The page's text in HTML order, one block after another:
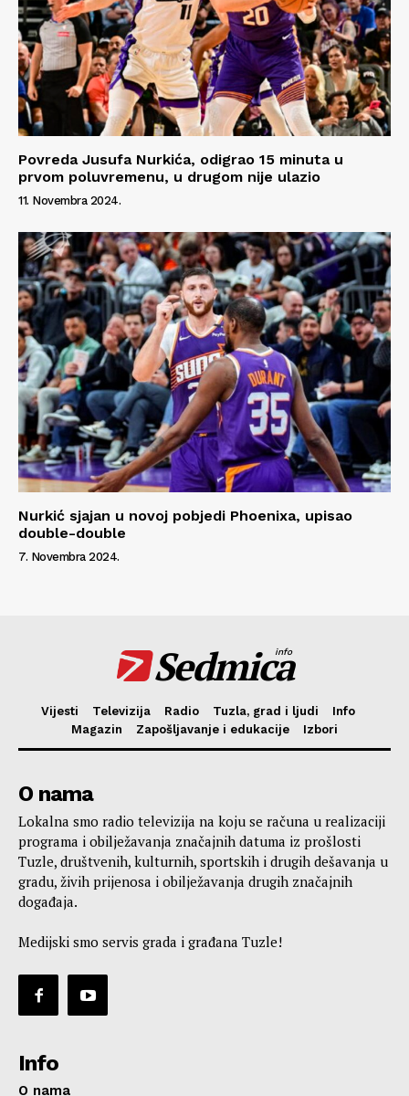
Povreda Jusufa Nurkića, odigrao 15 minuta u
prvom poluvremenu, u drugom nije ulazio
11. Novembra 2024.
Nurkić sjajan u novoj pobjedi Phoenixa, upisao
double-double
7. Novembra 2024.
Sedmica
info
Vijesti Televizija Radio Tuzla, grad i ljudi
Info
Magazin
Zapošljavanje i edukacije Izbori
O nama
Lokalna smo radio televizija na koju se računa u realizaciji
programa i obilježavanja značajnih datuma iz prošlosti
Tuzle, društvenih, kulturnih, sportskih i drugih dešavanja u
gradu, živih prijenosa i obilježavanja drugih značajnih
događaja.
Medijski smo servis grada i građana Tuzle!
Info
O nama